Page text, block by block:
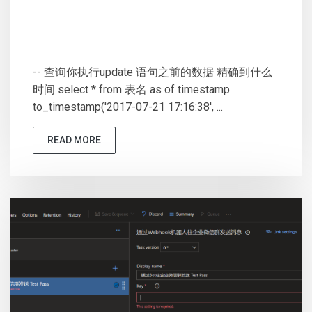
-- 查询你执行update 语句之前的数据 精确到什么
时间 select * from 表名 as of timestamp
to_timestamp('2017-07-21 17:16:38', ...
READ MORE